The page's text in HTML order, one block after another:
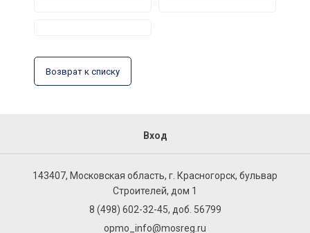
Возврат к списку
Вход
143407, Московская область, г. Красногорск, бульвар
Строителей, дом 1
8 (498) 602-32-45, доб. 56799
opmo_info@mosreg.ru